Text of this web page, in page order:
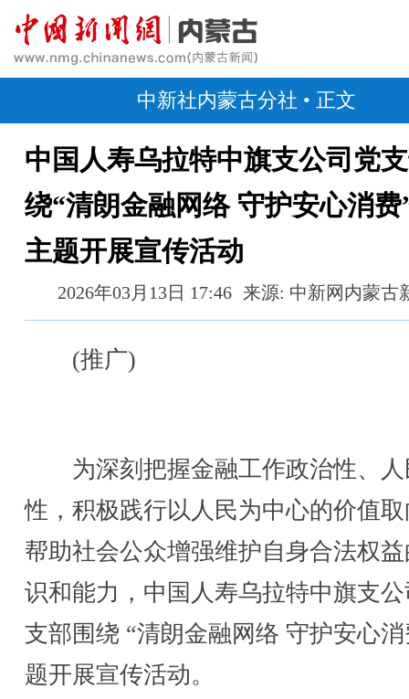
中新社内蒙古分社 • 正文
中国人寿乌拉特中旗支公司党
绕“清朗金融网络 守护安心消费
主题开展宣传活动
2026年03月13日 17:46 来源: 中新网内蒙古
(推广)
为深刻把握金融工作政治性、人
性，积极践行以人民为中心的价值
帮助社会公众增强维护自身合法权
识和能力，中国人寿乌拉特中旗支
支部围绕 “清朗金融网络 守护安心消
题开展宣传活动。